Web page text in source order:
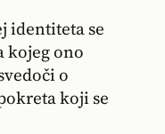
identiteta se
kojeg ono
o
koji se